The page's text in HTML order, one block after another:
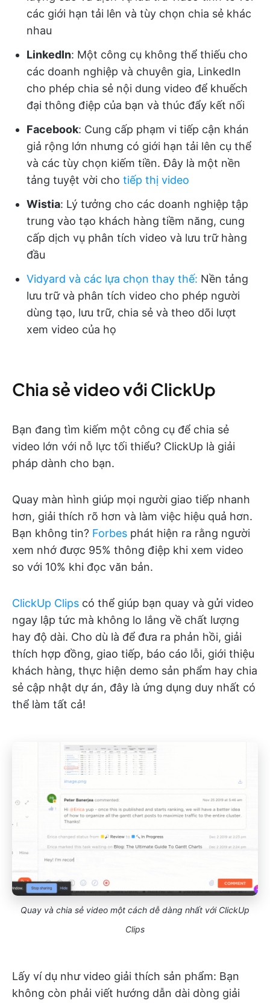
các giới hạn tải lên và tùy chọn chia sẻ khác
nhau
LinkedIn: Một công cụ không thể thiếu cho
các doanh nghiệp và chuyên gia, LinkedIn
cho phép chia sẻ nội dung video để khuếch
đại thông điệp của bạn và thúc đẩy kết nối
Facebook: Cung cấp phạm vi tiếp cận khán
giả rộng lớn nhưng có giới hạn tải lên cụ thể
và các tùy chọn kiếm tiền. Đây là một nền
tảng tuyệt vời cho tiếp thị video
Wistia: Lý tưởng cho các doanh nghiệp tập
trung vào tạo khách hàng tiềm năng, cung
cấp dịch vụ phân tích video và lưu trữ hàng
đầu
Vidyard và các lựa chọn thay thế: Nền tảng
lưu trữ và phân tích video cho phép người
dùng tạo, lưu trữ, chia sẻ và theo dõi lượt
xem video của họ
Chia sẻ video với ClickUp
Bạn đang tìm kiếm một công cụ để chia sẻ
video lớn với nỗ lực tối thiểu? ClickUp là giải
pháp dành cho bạn.
Quay màn hình giúp mọi người giao tiếp nhanh
hơn, giải thích rõ hơn và làm việc hiệu quả hơn.
Bạn không tin? Forbes phát hiện ra rằng người
xem nhớ được 95% thông điệp khi xem video
so với 10% khi đọc văn bản.
ClickUp Clips có thể giúp bạn quay và gửi video
ngay lập tức mà không lo lắng về chất lượng
hay độ dài. Cho dù là để đưa ra phản hồi, giải
thích hợp đồng, giao tiếp, báo cáo lỗi, giới thiệu
khách hàng, thực hiện demo sản phẩm hay chia
sẻ cập nhật dự án, đây là ứng dụng duy nhất có
thể làm tất cả!
Quay và chia sẻ video một cách dễ dàng nhất với ClickUp
Clips
Lấy ví dụ như video giải thích sản phẩm: Bạn
không còn phải viết hướng dẫn dài dòng giải